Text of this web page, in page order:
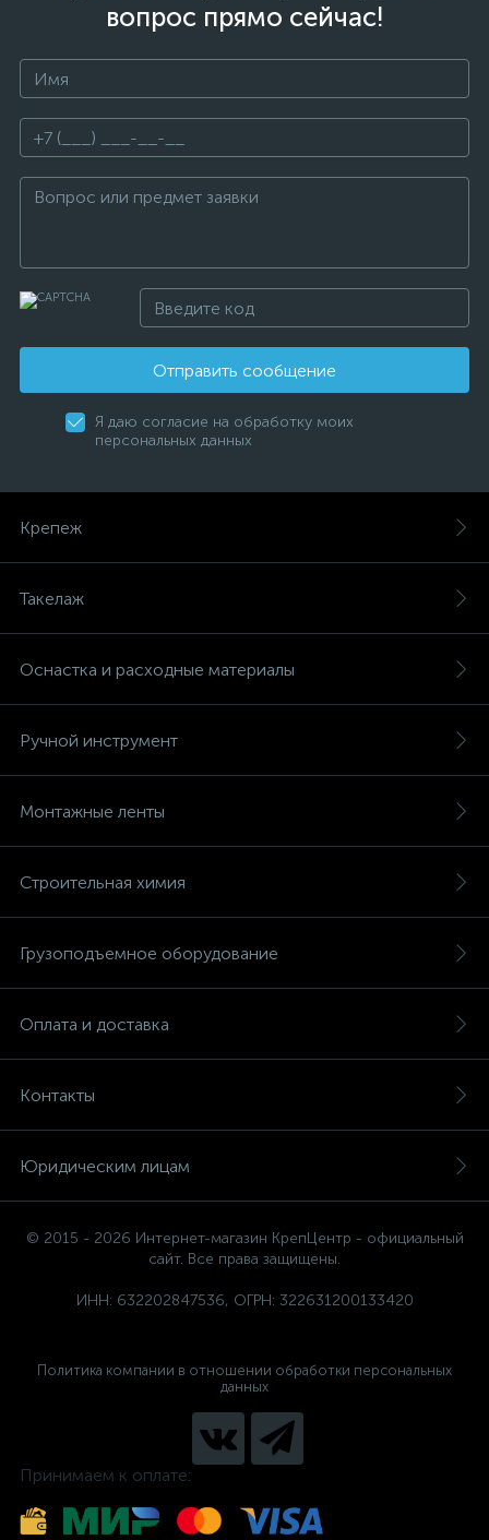
вопрос прямо сейчас!
Отправить сообщение
Я даю согласие на обработку моих
персональных данных
Крепеж
Такелаж
Оснастка и расходные материалы
Ручной инструмент
Монтажные ленты
Строительная химия
Грузоподъемное оборудование
Оплата и доставка
Контакты
Юридическим лицам
© 2015 - 2026 Интернет-магазин КрепЦентр - официальный
сайт. Все права защищены.
ИНН: 632202847536, ОГРН: 322631200133420
Политика компании в отношении обработки персональных
данных
Принимаем к оплате: